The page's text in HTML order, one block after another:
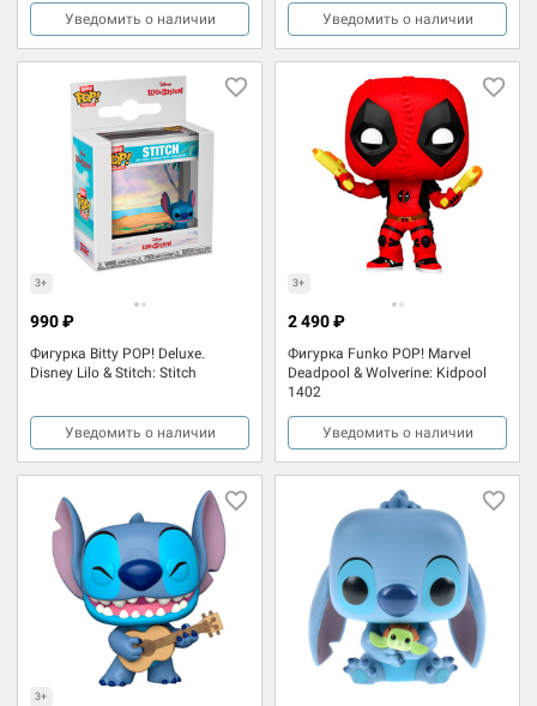
Уведомить о наличии Уведомить о наличии
3+
Фигурка Bitty POP! Deluxe.
Disney Lilo & Stitch: Stitch
990 ₽
Уведомить о наличии
3+
Фигурка Funko POP! Marvel
Deadpool & Wolverine: Kidpool
1402
2 490 ₽
Уведомить о наличии
3+